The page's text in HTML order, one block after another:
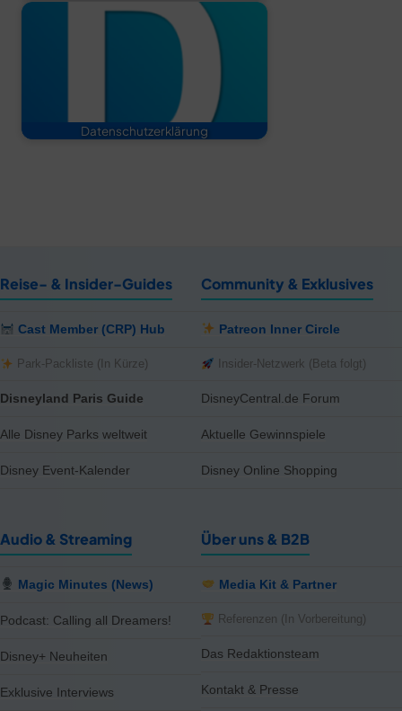
Datenschutzerklärung
Reise- & Insider-Guides
Cast Member (CRP) Hub
Park-Packliste (In Kürze)
Disneyland Paris Guide
Alle Disney Parks weltweit
Disney Event-Kalender
Community & Exklusives
Patreon Inner Circle
Insider-Netzwerk (Beta folgt)
DisneyCentral.de Forum
Aktuelle Gewinnspiele
Disney Online Shopping
Audio & Streaming
Magic Minutes (News)
Podcast: Calling all Dreamers!
Disney+ Neuheiten
Exklusive Interviews
Über uns & B2B
Media Kit & Partner
Referenzen (In Vorbereitung)
Das Redaktionsteam
Kontakt & Presse